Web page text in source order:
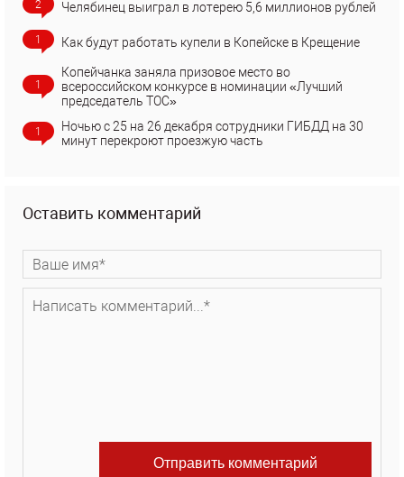
2 Челябинец выиграл в лотерею 5,6 миллионов рублей
1 Как будут работать купели в Копейске в Крещение
1
Копейчанка заняла призовое место во
всероссийском конкурсе в номинации «Лучший
председатель ТОС»
1
Ночью с 25 на 26 декабря сотрудники ГИБДД на 30
минут перекроют проезжую часть
Оставить комментарий